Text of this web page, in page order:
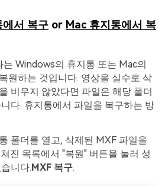
서 복구 or Mac 휴지통에서 복
Windows의 휴지통 또는 Mac의
원하는 것입니다. 영상을 실수로 삭
비우지 않았다면 파일은 해당 폴더
다. 휴지통에서 파일을 복구하는 방
폴더를 열고, 삭제된 MXF 파일을
진 목록에서 "복원" 버튼을 눌러 성
니다.MXF 복구.